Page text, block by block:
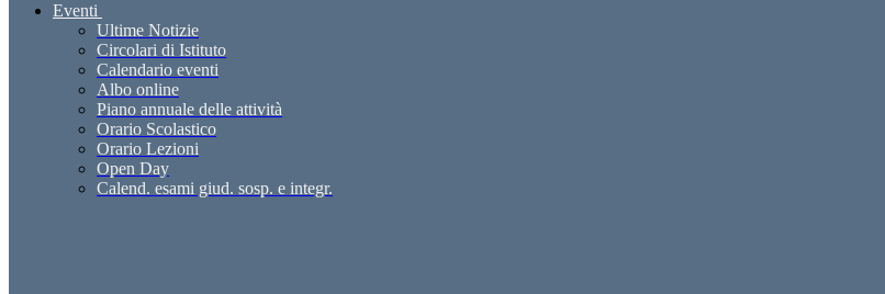
Eventi
Ultime Notizie
Circolari di Istituto
Calendario eventi
Albo online
Piano annuale delle attività
Orario Scolastico
Orario Lezioni
Open Day
Calend. esami giud. sosp. e integr.